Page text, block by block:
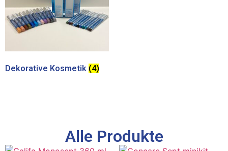
Dekorative Kosmetik (4)
Alle Produkte